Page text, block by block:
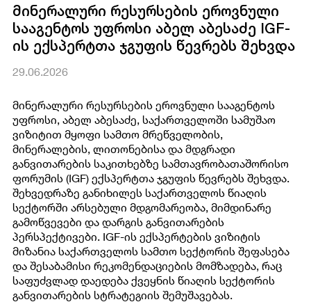
მინერალური რესურსების ეროვნული
სააგენტოს უფროსი აბელ აბესაძე IGF-
ის ექსპერტთა ჯგუფის წევრებს შეხვდა
29.06.2026
მინერალური რესურსების ეროვნული სააგენტოს
უფროსი, აბელ აბესაძე, საქართველოში სამუშაო
ვიზიტით მყოფი სამთო მრეწველობის,
მინერალების, ლითონებისა და მდგრადი
განვითარების საკითხებზე სამთავრობათაშორისო
ფორუმის (IGF) ექსპერტთა ჯგუფის წევრებს შეხვდა.
შეხვედრაზე განიხილეს საქართველოს წიაღის
სექტორში არსებული მდგომარეობა, მიმდინარე
გამოწვევები და დარგის განვითარების
პერსპექტივები. IGF-ის ექსპერტების ვიზიტის
მიზანია საქართველოს სამთო სექტორის შეფასება
და შესაბამისი რეკომენდაციების მომზადება, რაც
საფუძვლად დაედება ქვეყნის წიაღის სექტორის
განვითარების სტრატეგიის შემუშავებას.